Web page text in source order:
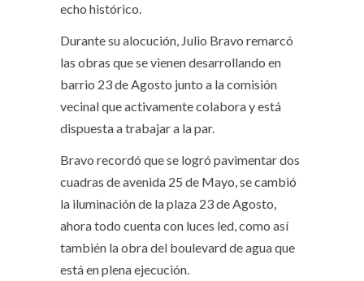
echo histórico.
Durante su alocución, Julio Bravo remarcó
las obras que se vienen desarrollando en
barrio 23 de Agosto junto a la comisión
vecinal que activamente colabora y está
dispuesta a trabajar a la par.
Bravo recordó que se logró pavimentar dos
cuadras de avenida 25 de Mayo, se cambió
la iluminación de la plaza 23 de Agosto,
ahora todo cuenta con luces led, como así
también la obra del boulevard de agua que
está en plena ejecución.